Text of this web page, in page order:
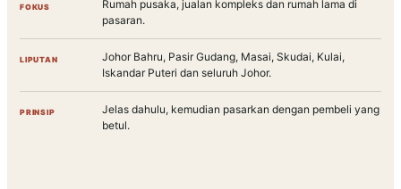
FOKUS
Rumah pusaka, jualan kompleks dan rumah lama di
pasaran.
LIPUTAN
Johor Bahru, Pasir Gudang, Masai, Skudai, Kulai,
Iskandar Puteri dan seluruh Johor.
PRINSIP
Jelas dahulu, kemudian pasarkan dengan pembeli yang
betul.